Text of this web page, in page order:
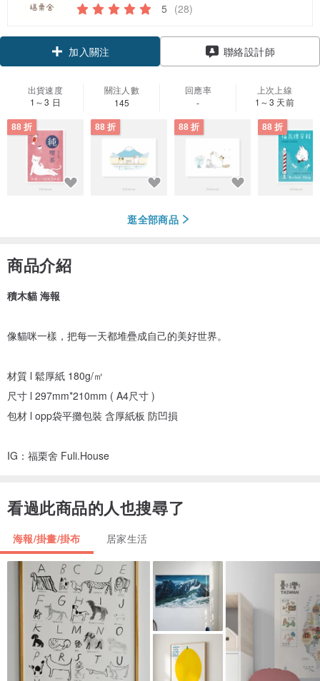
5 (28)
領優惠券
加入關注 聯絡設計師
出貨速度
1～3 日
關注人數
145
回應率
-
上次上線
1～3 天前
88 折 88 折 88 折 88 折
逛全部商品
商品介紹
積木貓 海報
像貓咪一樣，把每一天都堆疊成自己的美好世界。
材質 l 鬆厚紙 180g/㎡
尺寸 l 297mm*210mm ( A4尺寸 )
包材 l opp袋平攤包裝 含厚紙板 防凹損
IG：福栗舍 Fuli.House
看過此商品的人也搜尋了
海報/掛畫/掛布 居家生活